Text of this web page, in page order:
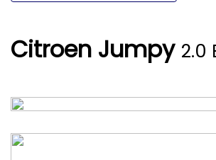
Citroen Jumpy 2.0